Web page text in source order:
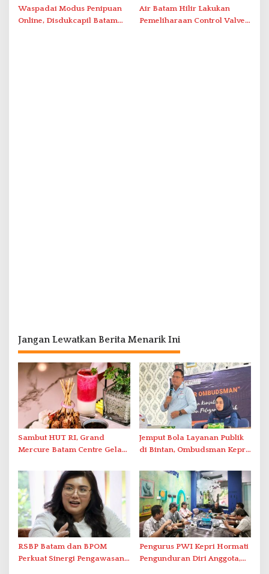
Simpang Dam
Waspadai Modus Penipuan
Online, Disdukcapil Batam
Air Batam Hilir Lakukan
Pemeliharaan Control Valve,
Jangan Lewatkan Berita Menarik Ini
Sambut HUT RI, Grand
Mercure Batam Centre Gelar
Nusantara’
Jemput Bola Layanan Publik
di Bintan, Ombudsman Kepri
Solar Nelayan
RSBP Batam dan BPOM
Perkuat Sinergi Pengawasan
Pengurus PWI Kepri Hormati
Pengunduran Diri Anggota,